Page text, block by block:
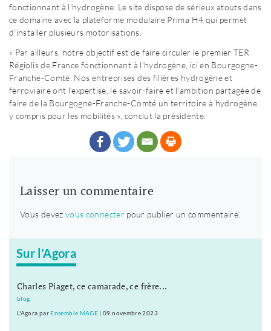
fonctionnant à l’hydrogène. Le site dispose de sérieux atouts dans
ce domaine avec la plateforme modulaire Prima H4 qui permet
d’installer plusieurs motorisations.
« Par ailleurs, notre objectif est de faire circuler le premier TER
Régiolis de France fonctionnant à l’hydrogène, ici en Bourgogne-
Franche-Comté. Nos entreprises des filières hydrogène et
ferroviaire ont l’expertise, le savoir-faire et l’ambition partagée de
faire de la Bourgogne-Franche-Comté un territoire à hydrogène,
y compris pour les mobilités », conclut la présidente.
Laisser un commentaire
Vous devez vous connecter pour publier un commentaire.
Sur l’Agora
Charles Piaget, ce camarade, ce frère...
blog
L'Agora parEnsemble MAGE |09 novembre 2023